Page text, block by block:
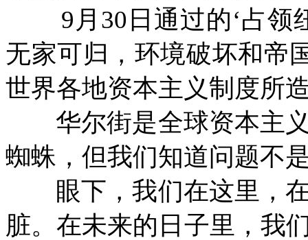
9 月 30 日通过的‘占
无家可归，环境破坏和帝
世界各地资本主义制度所
华尔街是全球资本主
蜘蛛，但我们知道问题不
眼下，我们在这里，
脏。在未来的日子里，我